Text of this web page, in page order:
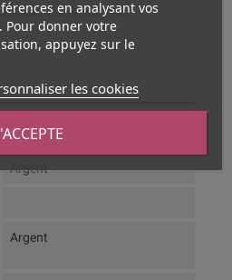
and cadmium safe
Métal argenté
Argent
Argent
en analysant vos
Pour donner votre
appuyez sur le
les cookies